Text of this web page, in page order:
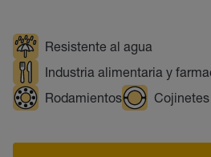
Resistente al agua
Industria alimentaria y
Rodamientos